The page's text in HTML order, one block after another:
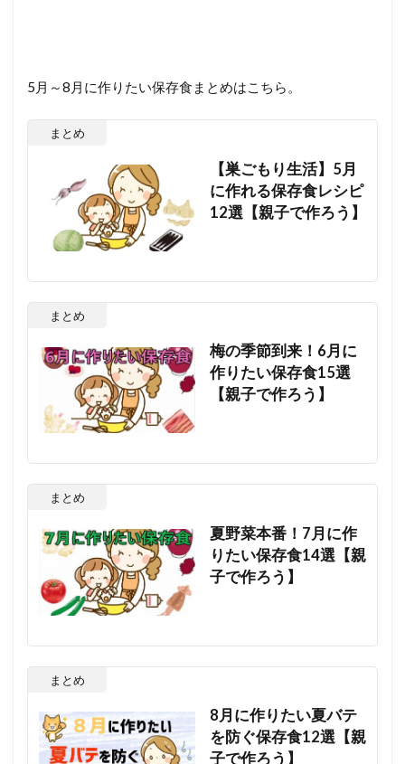
5月～8月に作りたい保存食まとめはこちら。
まとめ
【巣ごもり生活】5月
に作れる保存食レシピ
12選【親子で作ろう】
まとめ
梅の季節到来！6月に
作りたい保存食15選
【親子で作ろう】
まとめ
夏野菜本番！7月に作
りたい保存食14選【親
子で作ろう】
まとめ
8月に作りたい夏バテ
を防ぐ保存食12選【親
子で作ろう】